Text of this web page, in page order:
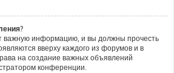
важную информацию, и вы должны прочесть
вверху каждого из форумов и в
на создание важных объявлений
конференции.